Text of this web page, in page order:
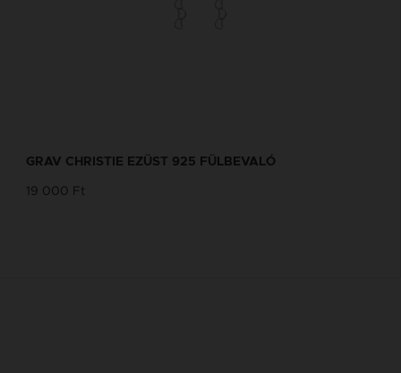
GRAV CHRISTIE EZÜST 925 FÜLBEVALÓ
19 000 Ft